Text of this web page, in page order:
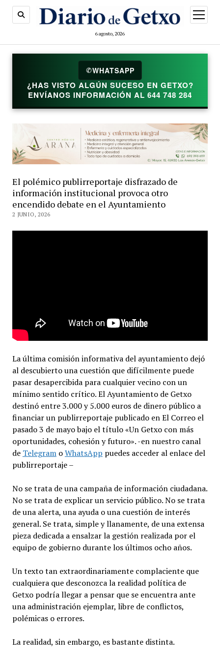
6 agosto, 2026
abrir
menú
✆WHATSAPP
¿HAS VISTO ALGÚN SUCESO EN GETXO?
ENVÍANOS INFORMACIÓN AL 644 748 284
El polémico publirreportaje disfrazado de
información institucional provoca otro
encendido debate en el Ayuntamiento
2 JUNIO, 2026
La última comisión informativa del ayuntamiento dejó
al descubierto una cuestión que difícilmente puede
pasar desapercibida para cualquier vecino con un
mínimo sentido crítico. El Ayuntamiento de Getxo
destinó entre 3.000 y 5.000 euros de dinero público a
financiar un publirreportaje publicado en El Correo el
pasado 3 de mayo bajo el título «Un Getxo con más
oportunidades, cohesión y futuro». -en nuestro canal
de TelegramoWhatsApp puedes acceder al enlace del
publirreportaje –
No se trata de una campaña de información ciudadana.
No se trata de explicar un servicio público. No se trata
de una alerta, una ayuda o una cuestión de interés
general. Se trata, simple y llanamente, de una extensa
pieza dedicada a ensalzar la gestión realizada por el
equipo de gobierno durante los últimos ocho años.
Un texto tan extraordinariamente complaciente que
cualquiera que desconozca la realidad política de
Getxo podría llegar a pensar que se encuentra ante
una administración ejemplar, libre de conflictos,
polémicas o errores.
La realidad, sin embargo, es bastante distinta.